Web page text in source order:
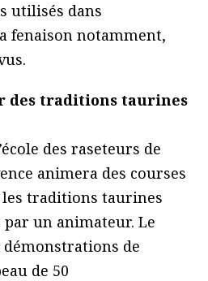
utilisés dans
fenaison notamment,
des traditions taurines
des raseteurs de
animera des courses
les traditions taurines
un animateur. Le
de
de 50